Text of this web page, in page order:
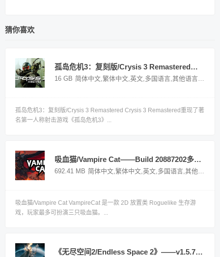
猜你喜欢
孤岛危机3：复刻版/Crysis 3 Remastered——v1.0.0多国语言（含简体中文）免安装解压即玩版
16 GB 简体中文,繁体中文,英文,多国语言,其他语言 国外
孤岛危机3：复刻版/Crysis 3 Remastered Crysis 3 Remastered重现了著
名第一人称射击游戏《孤岛危机3》...
吸血猫/Vampire Cat——Build 20887202多国语言（含简体中文）免安装解压即玩版
692.41 MB 简体中文,繁体中文,英文,多国语言,其他语言
吸血猫/Vampire Cat VampireCat 是一款 2D 放置类 Roguelike 生存游
戏，玩家最多可扮演三只吸血猫。...
《无尽空间2/Endless Space 2》——v1.5.75多国语言（含简体中文）免安装解压即玩全DLC版